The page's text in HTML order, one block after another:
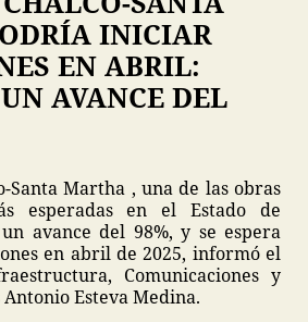
INICIAR
EN ABRIL:
AVANCE DEL
Santa Martha , una de las obras
esperadas en el Estado de
avance del 98%, y se espera
en abril de 2025, informó el
Comunicaciones y
Esteva Medina.